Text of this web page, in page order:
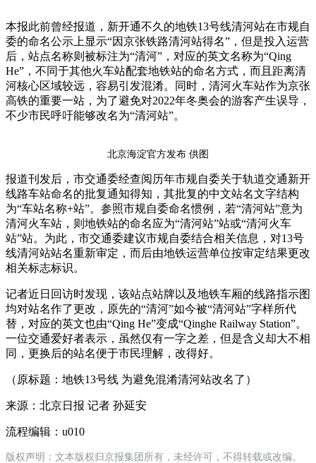
本报此前曾经报道，新开通不久的地铁13号线清河站在市规自
委的命名公示上显示“因京张铁路清河站得名”，但是投入运营
后，站点名称则被标注为“清河”，对应的英文名称为“Qing
He”，不同于其他火车站配套地铁站的命名方式，而且距离清
河核心区域较远，容易引发混淆。同时，清河火车站作为京张
高铁的重要一站，为了避免对2022年冬奥会的游客产生误导，
不少市民呼吁能够改名为“清河站”。
北京海淀官方发布 供图
报道刊发后，市交通委经查阅历年市规自委关于轨道交通新开
线路车站命名的批复通知得知，其批复的中文站名文字结构
为“车站名称+站”。参照市规自委命名惯例，若“清河站”意为
清河火车站，则地铁站的命名应为“清河站”站或“清河火车
站”站。为此，市交通委建议市规自委结合相关信息，对13号
线清河站站名重新审定，而后由地铁运营单位按审定结果更改
相关标志标识。
记者近日回访时发现，该站点站牌以及地铁车厢的线路指示图
均对站名作了更改，原先的“清河”如今被“清河站”字样所代
替，对应的英文也由“Qing He”变成“Qinghe Railway Station”。
一位交通爱好者表示，虽然仅有一字之差，但是含义却大不相
同，更换后的站名便于市民理解，改得好。
（原标题：地铁13号线 为避免混淆清河站改名了）
来源：北京日报 记者 孙延安
流程编辑：u010
版权声明：文本版权归京报集团所有，未经许可，不得转载或改编。